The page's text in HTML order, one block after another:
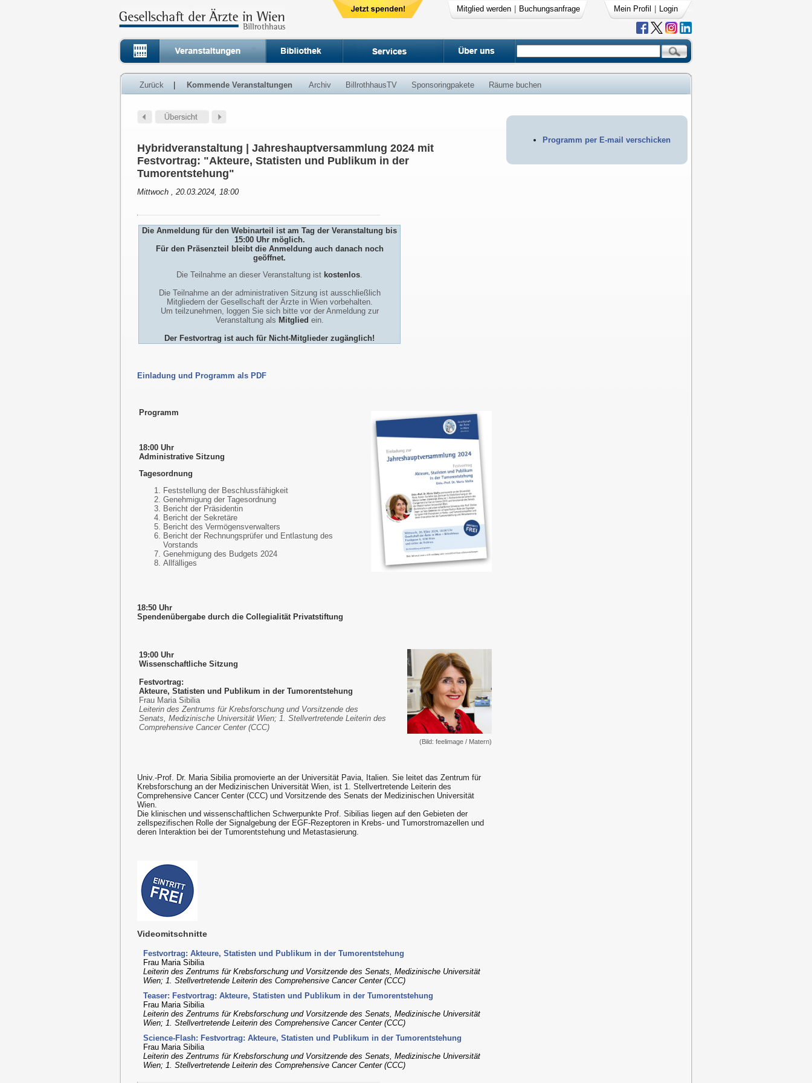
Mitglied werden Buchungsanfrage Mein Profil Login
Zurück Kommende Veranstaltungen Archiv BillrothhausTV Sponsoringpakete Räume buchen
Programm per E-mail verschicken
Hybridveranstaltung | Jahreshauptversammlung 2024 mit
Festvortrag: "Akteure, Statisten und Publikum in der
Tumorentstehung"
Mittwoch , 20.03.2024, 18:00
Die Anmeldung für den Webinarteil ist am Tag der Veranstaltung bis
15:00 Uhr möglich.
Für den Präsenzteil bleibt die Anmeldung auch danach noch
geöffnet.
Die Teilnahme an dieser Veranstaltung ist kostenlos.
Die Teilnahme an der administrativen Sitzung ist ausschließlich
Mitgliedern der Gesellschaft der Ärzte in Wien vorbehalten.
Um teilzunehmen, loggen Sie sich bitte vor der Anmeldung zur
Veranstaltung als Mitglied ein.
Der Festvortrag ist auch für Nicht-Mitglieder zugänglich!
Einladung und Programm als PDF
Programm
18:00 Uhr
Administrative Sitzung
Tagesordnung
Feststellung der Beschlussfähigkeit
Genehmigung der Tagesordnung
Bericht der Präsidentin
Bericht der Sekretäre
Bericht des Vermögensverwalters
Bericht der Rechnungsprüfer und Entlastung des
Vorstands
Genehmigung des Budgets 2024
Allfälliges
18:50 Uhr
Spendenübergabe durch die Collegialität Privatstiftung
19:00 Uhr
Wissenschaftliche Sitzung
Festvortrag:
Akteure, Statisten und Publikum in der Tumorentstehung
Frau Maria Sibilia
Leiterin des Zentrums für Krebsforschung und Vorsitzende des
Senats, Medizinische Universität Wien; 1. Stellvertretende Leiterin des
Comprehensive Cancer Center (CCC)
(Bild: feelimage / Matern)
Univ.-Prof. Dr. Maria Sibilia promovierte an der Universität Pavia, Italien. Sie leitet das Zentrum für
Krebsforschung an der Medizinischen Universität Wien, ist 1. Stellvertretende Leiterin des
Comprehensive Cancer Center (CCC) und Vorsitzende des Senats der Medizinischen Universität
Wien.
Die klinischen und wissenschaftlichen Schwerpunkte Prof. Sibilias liegen auf den Gebieten der
zellspezifischen Rolle der Signalgebung der EGF-Rezeptoren in Krebs- und Tumorstromazellen und
deren Interaktion bei der Tumorentstehung und Metastasierung.
Videomitschnitte
Festvortrag: Akteure, Statisten und Publikum in der Tumorentstehung
Frau Maria Sibilia
Leiterin des Zentrums für Krebsforschung und Vorsitzende des Senats, Medizinische Universität
Wien; 1. Stellvertretende Leiterin des Comprehensive Cancer Center (CCC)
Teaser: Festvortrag: Akteure, Statisten und Publikum in der Tumorentstehung
Frau Maria Sibilia
Leiterin des Zentrums für Krebsforschung und Vorsitzende des Senats, Medizinische Universität
Wien; 1. Stellvertretende Leiterin des Comprehensive Cancer Center (CCC)
Science-Flash: Festvortrag: Akteure, Statisten und Publikum in der Tumorentstehung
Frau Maria Sibilia
Leiterin des Zentrums für Krebsforschung und Vorsitzende des Senats, Medizinische Universität
Wien; 1. Stellvertretende Leiterin des Comprehensive Cancer Center (CCC)